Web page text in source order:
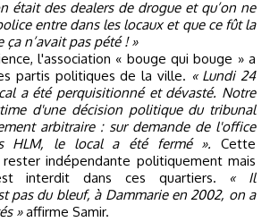
était des dealers de drogue et qu’on ne
entre dans les locaux et que ce fût la
n’avait pas pété ! »
l'association « bouge qui bouge » a
partis politiques de la ville. « Lundi 24
a été perquisitionné et dévasté. Notre
d'une décision politique du tribunal
arbitraire : sur demande de l'office
HLM, le local a été fermé ». Cette
indépendante politiquement mais
interdit dans ces quartiers. « Il
pas du bleuf, à Dammarie en 2002, on a
»affirme Samir.